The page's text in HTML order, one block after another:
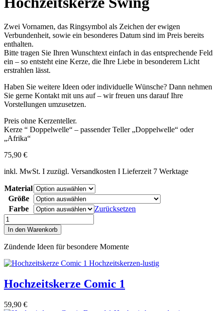
Zwei Vornamen, das Ringsymbol als Zeichen der ewigen
Verbundenheit, sowie ein besonderes Datum sind im Preis bereits
enthalten.
Bitte tragen Sie Ihren Wunschtext einfach in das entsprechende Feld
ein – so entsteht eine Kerze, die Ihre Liebe in besonderem Licht
erstrahlen lässt.
Haben Sie weitere Ideen oder individuelle Wünsche? Dann nehmen
Sie gerne Kontakt mit uns auf – wir freuen uns darauf Ihre
Vorstellungen umzusetzen.
Preis ohne Kerzenteller.
Kerze “ Doppelwelle“ – passender Teller „Doppelwelle“ oder
„Afrika“
75,90 €
inkl. MwSt. I zuzügl. Versandkosten I Lieferzeit 7 Werktage
Material
Größe
Farbe
Zurücksetzen
Hochzeitskerze
Swing
Menge
In den Warenkorb
Zündende Ideen für besondere Momente
Hochzeitskerze Comic 1
59,90 €